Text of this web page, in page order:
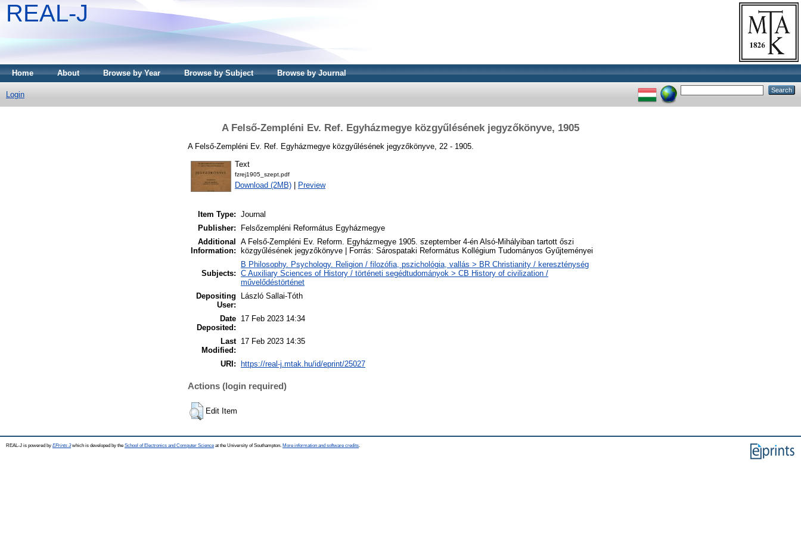
REAL-J
Home About Browse by Year Browse by Subject Browse by Journal
Login
A Felső-Zempléni Ev. Ref. Egyházmegye közgyűlésének jegyzőkönyve, 1905
A Felső-Zempléni Ev. Ref. Egyházmegye közgyűlésének jegyzőkönyve, 22 - 1905.
Text
fzrej1905_szept.pdf
Download (2MB) Preview
Item Type: Journal
Publisher:
Felsőzempléni Református Egyházmegye
Additional
Information:
A Felső-Zempléni Ev. Reform. Egyházmegye 1905. szeptember 4-én Alsó-Mihályiban tartott őszi
közgyűlésének jegyzőkönyve | Forrás: Sárospataki Református Kollégium Tudományos Gyűjteményei
Subjects:
B Philosophy. Psychology. Religion / filozófia, pszichológia, vallás > BR Christianity / kereszténység
C Auxiliary Sciences of History / történeti segédtudományok > CB History of civilization /
művelődéstörténet
Depositing
User:
László Sallai-Tóth
Date
Deposited:
17 Feb 2023 14:34
Last
Modified:
17 Feb 2023 14:35
URI: https://real-j.mtak.hu/id/eprint/25027
Actions (login required)
Edit Item
REAL-J is powered by EPrints 3which is developed by the School of Electronics and Computer Science at the University of Southampton. More information and software credits